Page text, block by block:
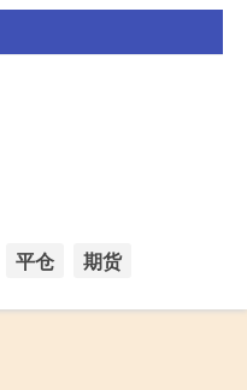
平仓 期货